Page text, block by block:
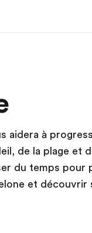
aidera à
de la plage et
du temps pour
et découvrir